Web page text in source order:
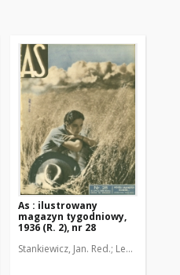
Kier. literacki Brzeski, Janusz
As : ilustrowany
magazyn tygodniowy,
1936 (R. 2), nr 28
Stankiewicz, Jan. Red. Leo, Juljusz.